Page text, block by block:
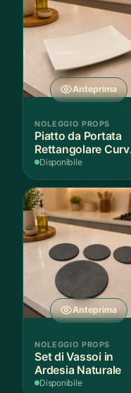
Anteprima
NOLEGGIO PROPS
Piatto da Portata
Rettangolare
Bianco
Disponibile
Anteprima
NOLEGGIO PROPS
Set di Vassoi in
Ardesia Naturale
Disponibile